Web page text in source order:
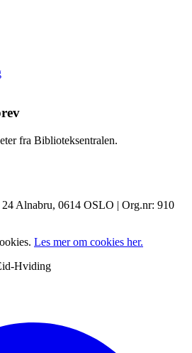
fra Biblioteksentralen.
Alnabru, 0614 OSLO | Org.nr: 910
Les mer om cookies her.
Hviding